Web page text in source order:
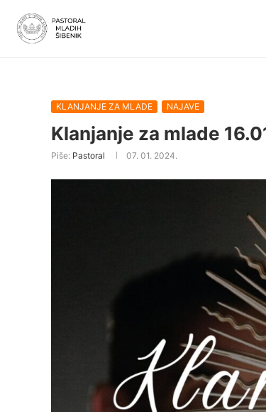
KLANJANJE ZA MLADE NAJAVE
Klanjanje za mlade
Piše: Pastoral 07. 01. 2024.